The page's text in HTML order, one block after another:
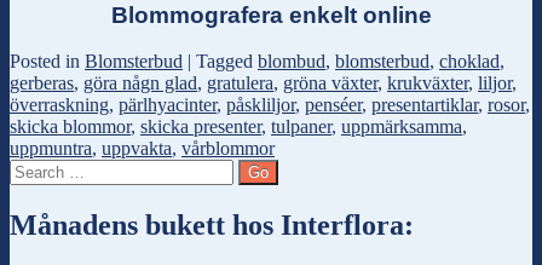
Blommografera enkelt online
Posted in Blomsterbud Tagged blombud, blomsterbud, choklad,
gerberas, göra någn glad, gratulera, gröna växter, krukväxter, liljor,
överraskning, pärlhyacinter, påskliljor, penséer, presentartiklar, rosor,
skicka blommor, skicka presenter, tulpaner, uppmärksamma,
uppmuntra, uppvakta, vårblommor
Månadens bukett hos Interflora: